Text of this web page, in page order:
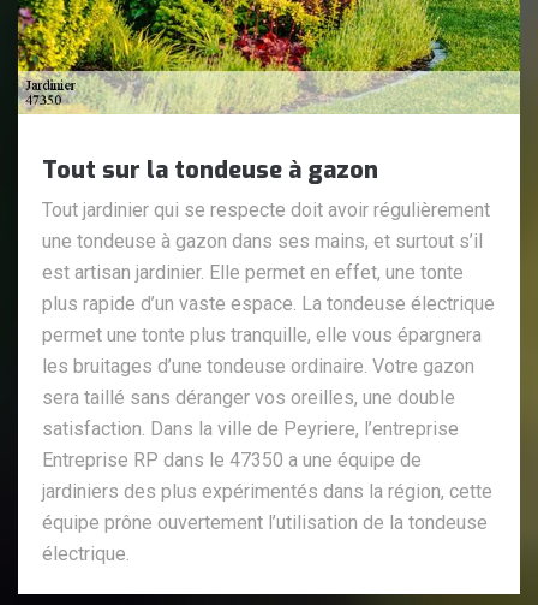
Tout sur la tondeuse à gazon
Tout jardinier qui se respecte doit avoir régulièrement
une tondeuse à gazon dans ses mains, et surtout s’il
est artisan jardinier. Elle permet en effet, une tonte
plus rapide d’un vaste espace. La tondeuse électrique
permet une tonte plus tranquille, elle vous épargnera
les bruitages d’une tondeuse ordinaire. Votre gazon
sera taillé sans déranger vos oreilles, une double
satisfaction. Dans la ville de Peyriere, l’entreprise
Entreprise RP dans le 47350 a une équipe de
jardiniers des plus expérimentés dans la région, cette
équipe prône ouvertement l’utilisation de la tondeuse
électrique.